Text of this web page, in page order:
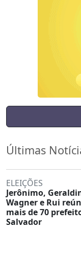
Últimas
ELEIÇÕES
Jerônimo,
Wagner e Rui
mais de 70
Salvador